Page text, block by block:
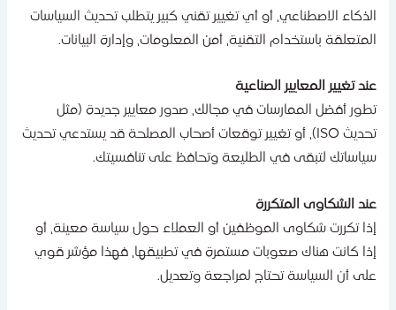
الاصطناعي، أو أي تغيير تقني كبير يتطلب تحديث السياسات
باستخدام التقنية، أمن المعلومات، وإدارة البيانات.
تغيير المعايير الصناعية
أفضل الممارسات في مجالك، صدور معايير جديدة (مثل
تحديث ISO)، أو تغيير توقعات أصحاب المصلحة قد يستدعي تحديث
لتبقى في الطليعة وتحافظ على تنافسيتك.
الشكاوى المتكررة
تكررت شكاوى الموظفين أو العملاء حول سياسة معينة، أو
كانت هناك صعوبات مستمرة في تطبيقها، فهذا مؤشر قوي
أن السياسة تحتاج لمراجعة وتعديل.